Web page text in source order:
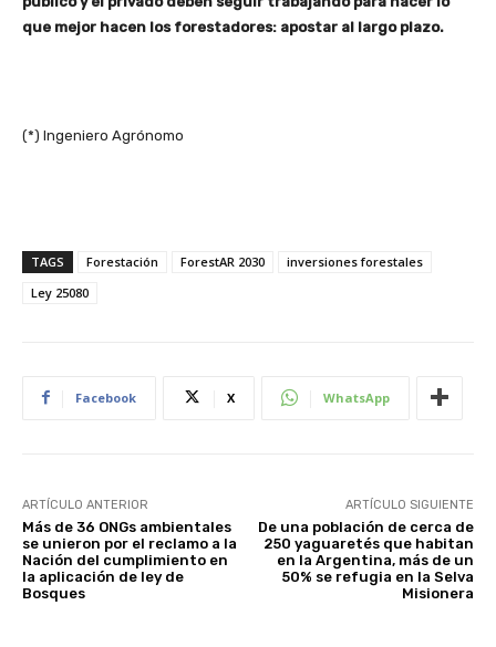
que mejor hacen los forestadores: apostar al largo plazo.
(*) Ingeniero Agrónomo
TAGS Forestación ForestAR 2030
inversiones forestales
Ley 25080
Facebook X WhatsApp
ARTÍCULO ANTERIOR
Más de 36 ONGs ambientales
se unieron por el reclamo a la
Nación del cumplimiento en
la aplicación de ley de
Bosques
ARTÍCULO SIGUIENTE
De una población de cerca de
250 yaguaretés que habitan
en la Argentina, más de un
50% se refugia en la Selva
Misionera